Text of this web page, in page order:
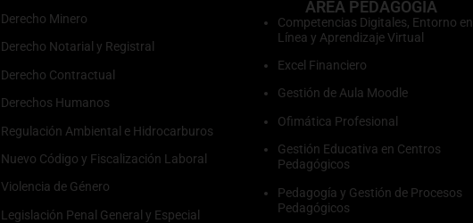
Derecho Minero
Derecho Notarial y Registral
Derecho Contractual
Derechos Humanos
Regulación Ambiental e Hidrocarburos
Nuevo Código y Fiscalización Laboral
Violencia de Género
Legislación Penal General y Especial
ÁREA PEDAGOGÍA
Competencias Digitales, Entorno en
Línea y Aprendizaje Virtual
Excel Financiero
Gestión de Aula Moodle
Ofimática Profesional
Gestión Educativa en Centros
Pedagógicos
Pedagogía y Gestión de Procesos
Pedagógicos